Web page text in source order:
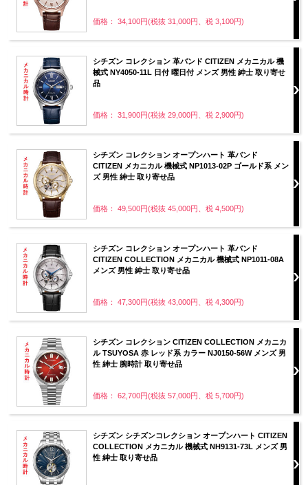
価格： 34,100円(税抜 31,000円、税 3,100円)
シチズン コレクション 革バンド CITIZEN メカニカル 機
械式 NY4050-11L 日付 曜日付 メンズ 男性 紳士 取り寄せ
品
価格： 31,900円(税抜 29,000円、税 2,900円)
シチズン コレクション オープンハート 革バンド
CITIZEN メカニカル 機械式 NP1013-02P ゴールド系 メン
ズ 男性 紳士 取り寄せ品
価格： 49,500円(税抜 45,000円、税 4,500円)
シチズン コレクション オープンハート 革バンド
CITIZEN COLLECTION メカニカル 機械式 NP1011-08A
メンズ 男性 紳士 取り寄せ品
価格： 47,300円(税抜 43,000円、税 4,300円)
シチズン コレクション CITIZEN COLLECTION メカニカ
ル TSUYOSA 赤 レッド系 カラー NJ0150-56W メンズ 男
性 紳士 腕時計 取り寄せ品
価格： 62,700円(税抜 57,000円、税 5,700円)
シチズン シチズンコレクション オープンハート CITIZEN
COLLECTION メカニカル 機械式 NH9131-73L メンズ 男
性 紳士 取り寄せ品